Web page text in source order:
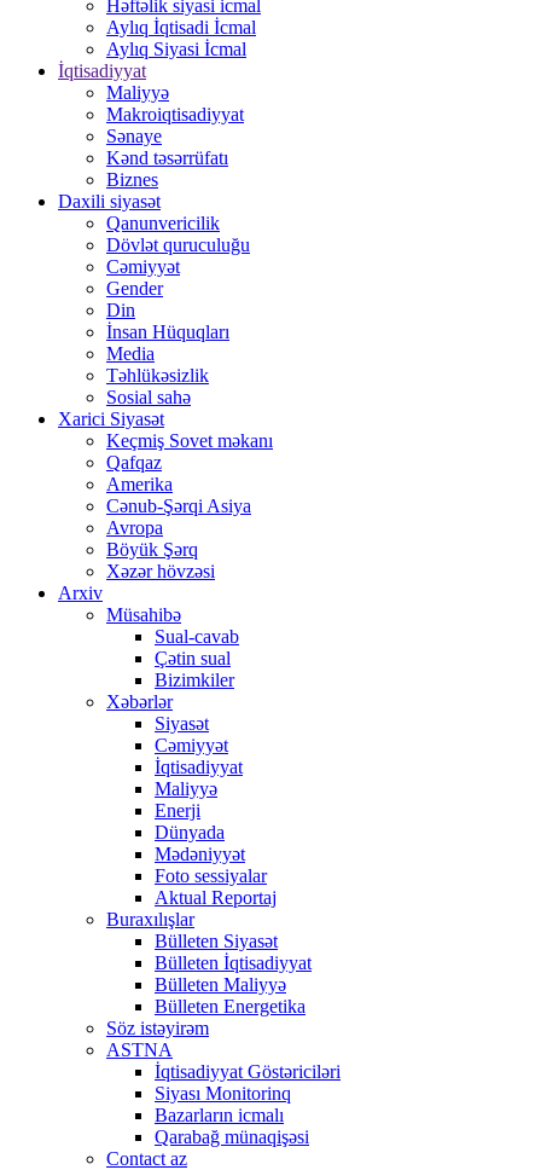
Həftəlik siyasi icmal
Aylıq İqtisadi İcmal
Aylıq Siyasi İcmal
İqtisadiyyat
Maliyyə
Makroiqtisadiyyat
Sənaye
Kənd təsərrüfatı
Biznes
Daxili siyasət
Qanunvericilik
Dövlət quruculuğu
Cəmiyyət
Gender
Din
İnsan Hüquqları
Media
Təhlükəsizlik
Sosial sahə
Xarici Siyasət
Keçmiş Sovet məkanı
Qafqaz
Amerika
Cənub-Şərqi Asiya
Avropa
Böyük Şərq
Xəzər hövzəsi
Arxiv
Müsahibə
Sual-cavab
Çətin sual
Bizimkiler
Xəbərlər
Siyasət
Cəmiyyət
İqtisadiyyat
Maliyyə
Enerji
Dünyada
Mədəniyyət
Foto sessiyalar
Aktual Reportaj
Buraxılışlar
Bülleten Siyasət
Bülleten İqtisadiyyat
Bülleten Maliyyə
Bülleten Energetika
Söz istəyirəm
ASTNA
İqtisadiyyat Göstəriciləri
Siyası Monitorinq
Bazarların icmalı
Qarabağ münaqişəsi
Contact az